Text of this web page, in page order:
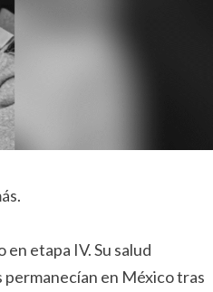
etapa IV. Su salud
permanecían en México tras